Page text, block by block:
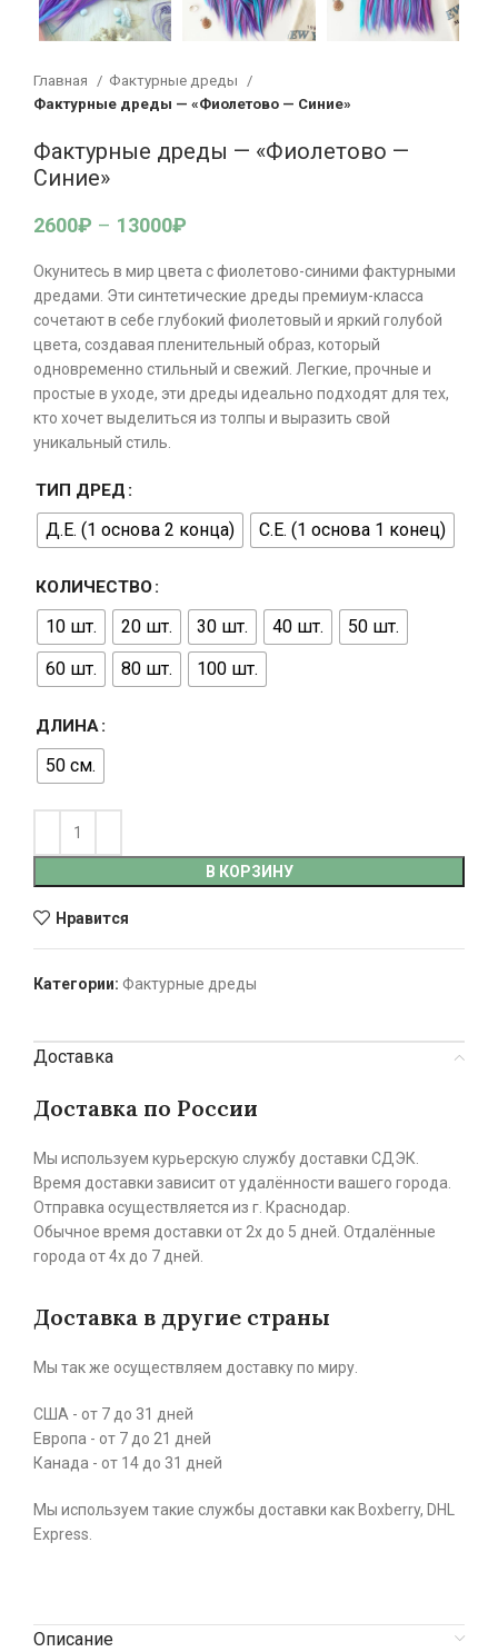
Главная
Фактурные дреды
Фактурные дреды — «Фиолетово — Синие»
Фактурные дреды — «Фиолетово —
Синие»
2600₽ – 13000₽
Окунитесь в мир цвета с фиолетово-синими фактурными
дредами. Эти синтетические дреды премиум-класса
сочетают в себе глубокий фиолетовый и яркий голубой
цвета, создавая пленительный образ, который
одновременно стильный и свежий. Легкие, прочные и
простые в уходе, эти дреды идеально подходят для тех,
кто хочет выделиться из толпы и выразить свой
уникальный стиль.
ТИП ДРЕД
Д.Е. (1 основа 2 конца) С.Е. (1 основа 1 конец)
КОЛИЧЕСТВО
10 шт. 20 шт. 30 шт. 40 шт.
50 шт.
60 шт.
80 шт. 100 шт.
ДЛИНА
50 см.
В КОРЗИНУ
Нравится
Категории: Фактурные дреды
Доставка
Доставка по России
Мы используем курьерскую службу доставки СДЭК.
Время доставки зависит от удалённости вашего города.
Отправка осуществляется из г. Краснодар.
Обычное время доставки от 2х до 5 дней. Отдалённые
города от 4х до 7 дней.
Доставка в другие страны
Мы так же осуществляем доставку по миру.
США - от 7 до 31 дней
Европа - от 7 до 21 дней
Канада - от 14 до 31 дней
Мы используем такие службы доставки как Boxberry, DHL
Express.
Описание